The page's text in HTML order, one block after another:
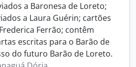
a Baronesa de Loreto;
a Laura Guérin; cartões
Ferrão; contêm
escritas para o Barão de
do futuro Barão de Loreto.